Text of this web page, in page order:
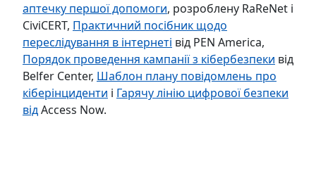
аптечку першої допомоги, розроблену RaReNet і
CiviCERT, Практичний посібник щодо
переслідування в інтернеті від PEN America,
Порядок проведення кампанії з кібербезпеки від
Belfer Center, Шаблон плану повідомлень про
кіберінциденти і Гарячу лінію цифрової безпеки
відAccess Now.